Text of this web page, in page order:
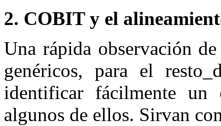
2. COBIT y el
Una rápida observación
genéricos, para el
identificar fácilmente un
algunos de ellos. Sirvan